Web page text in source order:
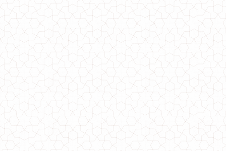
Стильное платье женское большого размера
1150.00грн. 690.00грн.